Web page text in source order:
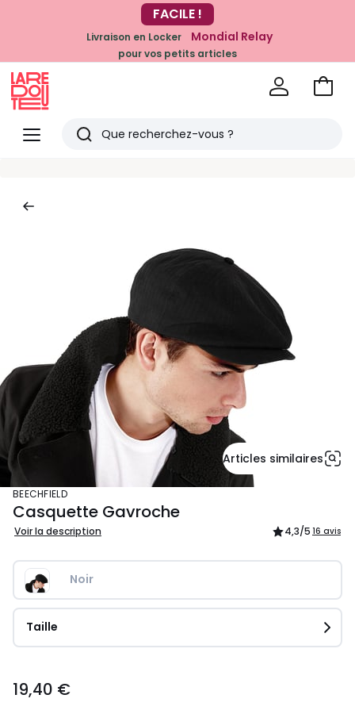
-20% dès 39€*
sur la mode
FACILE !
Livraison en Locker Mondial Relay
pour vos petits articles
Menu
Redoute
Rechercher
Voir
Articles similaires
BEECHFIELD
Casquette Gavroche
Voir la description 4,3/5 16 avis
Noir
Taille
€.
19,40 €